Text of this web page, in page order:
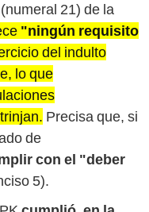
21) de la
"ningún requisito
del indulto
lo que
Precisa que, si
de
con el "deber
5).